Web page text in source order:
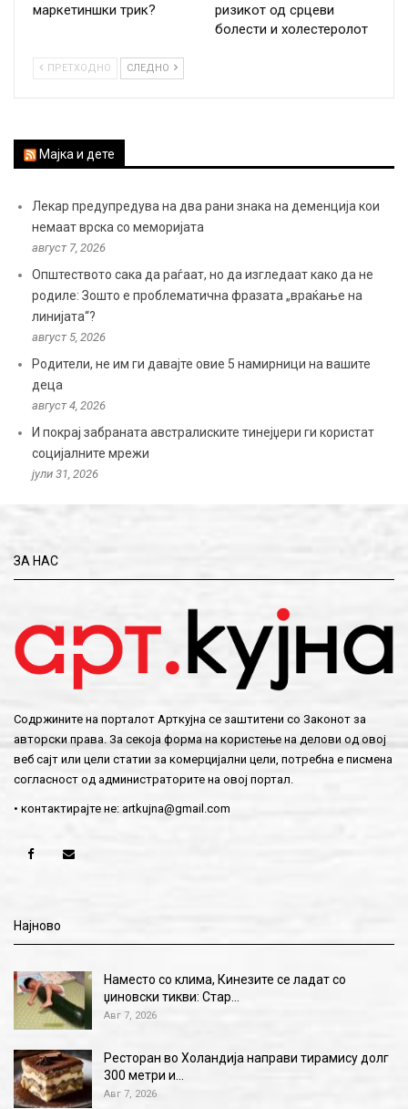
маркетиншки трик?
ризикот од срцеви
болести и холестеролот
ПРЕТХОДНО СЛЕДНО
Мајка и дете
Лекар предупредува на два рани знака на деменција кои
немаат врска со меморијата
август 7, 2026
Општеството сака да раѓаат, но да изгледаат како да не
родиле: Зошто е проблематична фразата „враќање на
линијата“?
август 5, 2026
Родители, не им ги давајте овие 5 намирници на вашите
деца
август 4, 2026
И покрај забраната австралиските тинејџери ги користат
социјалните мрежи
јули 31, 2026
ЗА НАС
Содржините на порталот Арткујна се заштитени со Законот за
авторски права. За секоја форма на користење на делови од овој
веб сајт или цели статии за комерцијални цели, потребна е писмена
согласност од администраторите на овој портал.
• контактирајте не: artkujna@gmail.com
Најново
Наместо со клима, Кинезите се ладат со
џиновски тикви: Стар…
Авг 7, 2026
Ресторан во Холандија направи тирамису долг
300 метри и…
Авг 7, 2026